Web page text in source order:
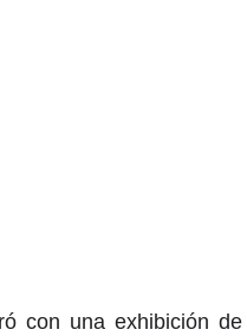
con una exhibición